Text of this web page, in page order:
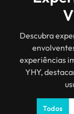
Descubra
experiências
YHY,
Todos